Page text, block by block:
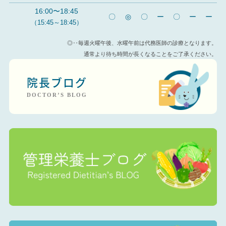
16:00〜18:45
（15:45～18:45）
〇 ◎ 〇 ー 〇 ー ー
◎‥毎週火曜午後、水曜午前は代務医師の診療となります。
通常より待ち時間が長くなることをご了承ください。
院長ブログ
DOCTOR’S BLOG